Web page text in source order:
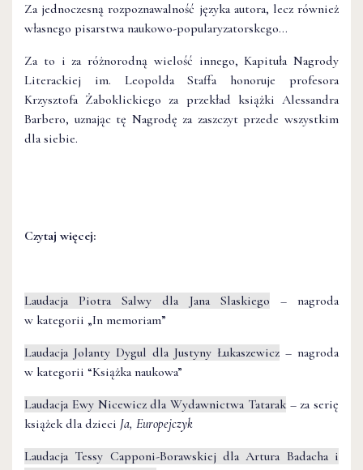
Za jednoczesną rozpoznawalność języka autora, lecz również
własnego pisarstwa naukowo-popularyzatorskego…
Za to i za różnorodną wielość innego, Kapituła Nagrody
Literackiej im. Leopolda Staffa honoruje profesora
Krzysztofa Żaboklickiego za przekład książki Alessandra
Barbero, uznając tę Nagrodę za zaszczyt przede wszystkim
dla siebie.
Czytaj więcej:
Laudacja Piotra Salwy dla Jana Slaskiego – nagroda
w kategorii „In memoriam”
Laudacja Jolanty Dygul dla Justyny Łukaszewicz – nagroda
w kategorii “Książka naukowa”
Laudacja Ewy Nicewicz dla Wydawnictwa Tatarak–za serię
książek dla dzieci Ja, Europejczyk
Laudacja Tessy Capponi-Borawskiej dla Artura Badacha i